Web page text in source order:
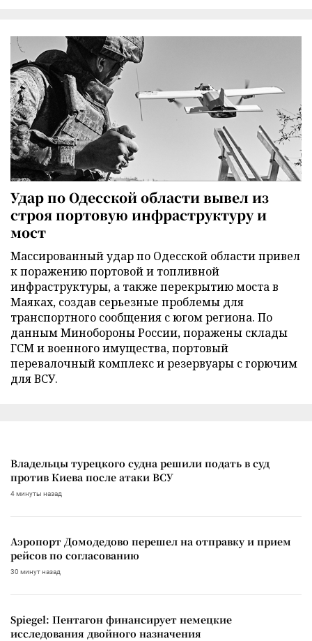
Удар по Одесской области вывел из
строя портовую инфраструктуру и
мост
Массированный удар по Одесской области привел
к поражению портовой и топливной
инфраструктуры, а также перекрытию моста в
Маяках, создав серьезные проблемы для
транспортного сообщения с югом региона. По
данным Минобороны России, поражены склады
ГСМ и военного имущества, портовый
перевалочный комплекс и резервуары с горючим
для ВСУ.
Владельцы турецкого судна решили подать в суд
против Киева после атаки ВСУ
4 минуты назад
Аэропорт Домодедово перешел на отправку и прием
рейсов по согласованию
30 минут назад
Spiegel: Пентагон финансирует немецкие
исследования двойного назначения